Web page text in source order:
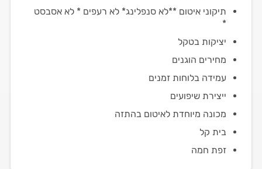
תיקוני איטום **לא סנפלינג* לא רעפים * לא אסבסט
*
יציקות בטקל
מחירים הוגנים
עמידה בלוחות זמנים
ייצירת שיפועים
מכונה מיוחדת לאיטום בהתזה
בית קל
זפת חמה